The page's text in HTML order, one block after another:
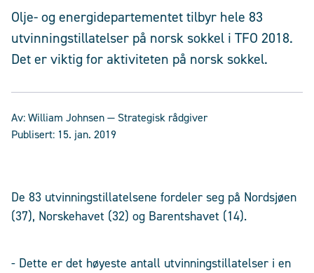
Olje- og energidepartementet tilbyr hele 83
utvinningstillatelser på norsk sokkel i TFO 2018.
Det er viktig for aktiviteten på norsk sokkel.
Av:William Johnsen— Strategisk rådgiver
Publisert: 15. jan. 2019
De 83 utvinningstillatelsene fordeler seg på Nordsjøen
(37), Norskehavet (32) og Barentshavet (14).
- Dette er det høyeste antall utvinningstillatelser i en